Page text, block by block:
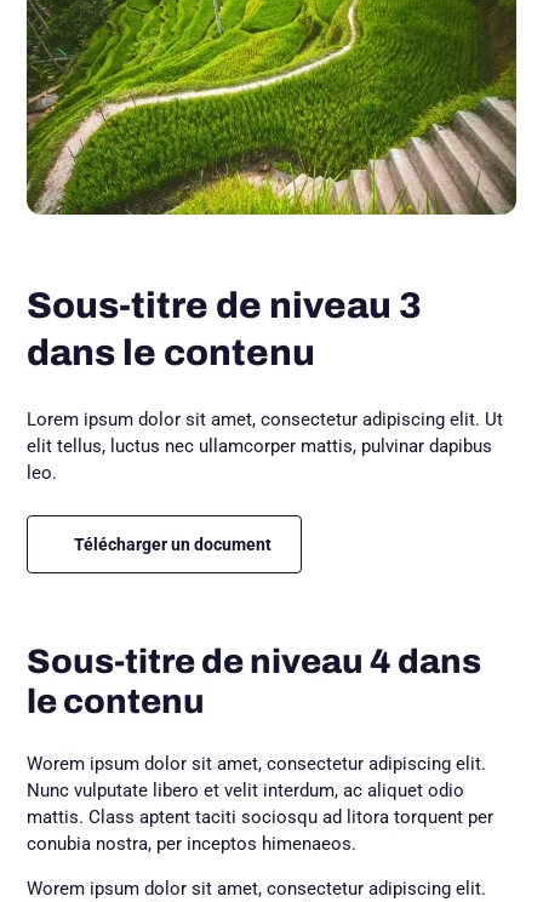
Sous-titre de niveau 3
dans le contenu
Lorem ipsum dolor sit amet, consectetur adipiscing elit. Ut
elit tellus, luctus nec ullamcorper mattis, pulvinar dapibus
leo.
Télécharger un document
Sous-titre de niveau 4 dans
le contenu
Worem ipsum dolor sit amet, consectetur adipiscing elit.
Nunc vulputate libero et velit interdum, ac aliquet odio
mattis. Class aptent taciti sociosqu ad litora torquent per
conubia nostra, per inceptos himenaeos.
Worem ipsum dolor sit amet, consectetur adipiscing elit.